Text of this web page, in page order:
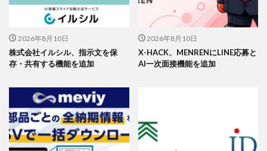
2026年8月10日
株式会社イルシル、指示文を保
存・共有する機能を追加
2026年8月10日
X-HACK、MENRENにLINE応募と
AI一次面接機能を追加